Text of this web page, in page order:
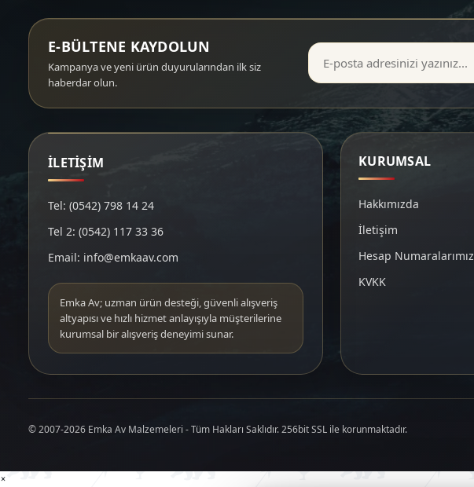
E-BÜLTENE KAYDOLUN
Kampanya ve yeni ürün duyurularından ilk siz
haberdar olun.
İLETİŞİM
Tel: (0542) 798 14 24
Tel 2: (0542) 117 33 36
Email: info@emkaav.com
Emka Av; uzman ürün desteği, güvenli alışveriş
altyapısı ve hızlı hizmet anlayışıyla müşterilerine
kurumsal bir alışveriş deneyimi sunar.
KURUMSAL
Hakkımızda
İletişim
Hesap Numaralarımız
KVKK
© 2007-2026 Emka Av Malzemeleri - Tüm Hakları Saklıdır. 256bit SSL ile korunmaktadır.
×